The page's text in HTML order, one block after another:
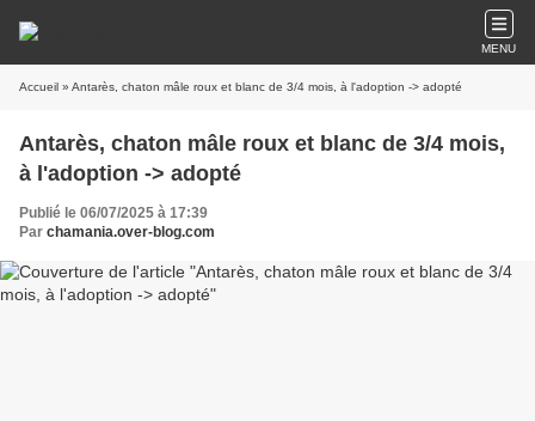
MENU
Accueil » Antarès, chaton mâle roux et blanc de 3/4 mois, à l'adoption -> adopté
Antarès, chaton mâle roux et blanc de 3/4 mois,
à l'adoption -> adopté
Publié le 06/07/2025 à 17:39
Par chamania.over-blog.com